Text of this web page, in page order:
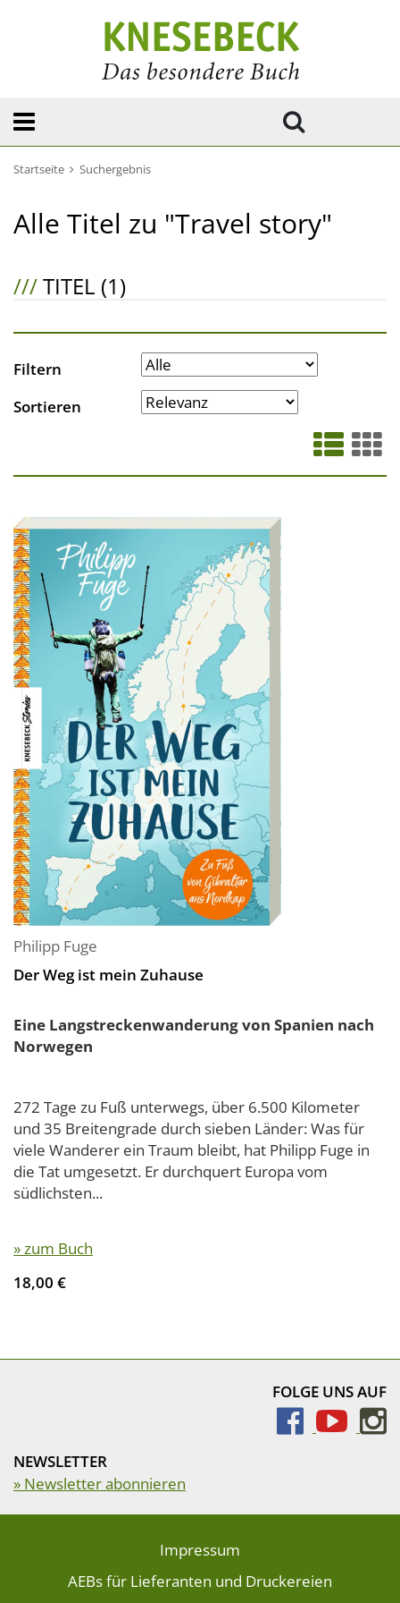
Startseite Suchergebnis
Alle Titel zu "Travel story"
///TITEL (1)
Filtern
Sortieren
Philipp Fuge
Der Weg ist mein Zuhause
Eine Langstreckenwanderung von Spanien nach
Norwegen
272 Tage zu Fuß unterwegs, über 6.500 Kilometer
und 35 Breitengrade durch sieben Länder: Was für
viele Wanderer ein Traum bleibt, hat Philipp Fuge in
die Tat umgesetzt. Er durchquert Europa vom
südlichsten...
» zum Buch
18,00 €
FOLGE UNS AUF
NEWSLETTER
» Newsletter abonnieren
Impressum
AEBs für Lieferanten und Druckereien